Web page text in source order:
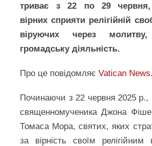
триває з 22 по 29 червня,
вірних сприяти релігійній
віруючих через
громадську діяльність.
Про це повідомляєVatican News.
Починаючи з 22 червня 2025 р.,
священномученика Джона
Томаса Мора, святих, яких
за вірність своїм релігійним